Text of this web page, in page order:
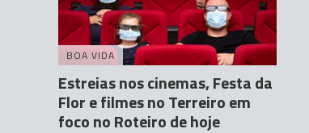
BOA VIDA
Estreias nos cinemas, Festa da
Flor e filmes no Terreiro em
foco no Roteiro de hoje